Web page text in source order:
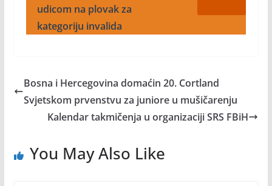
udicom na plovak za
kategoriju invalida
Bosna i Hercegovina domaćin 20. Cortland
Svjetskom prvenstvu za juniore u mušičarenju
Kalendar takmičenja u organizaciji SRS FBiH
You May Also Like